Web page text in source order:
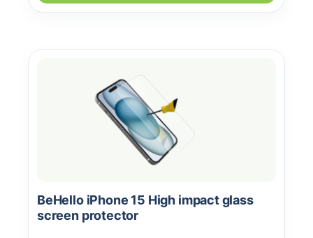
BeHello iPhone 15 High impact glass
screen protector